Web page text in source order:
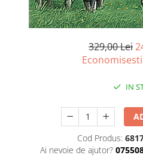
Zaruri
Alte produse Hobby
329,00 Lei
IN
Cod Produs:
Ai nevoie de ajutor?